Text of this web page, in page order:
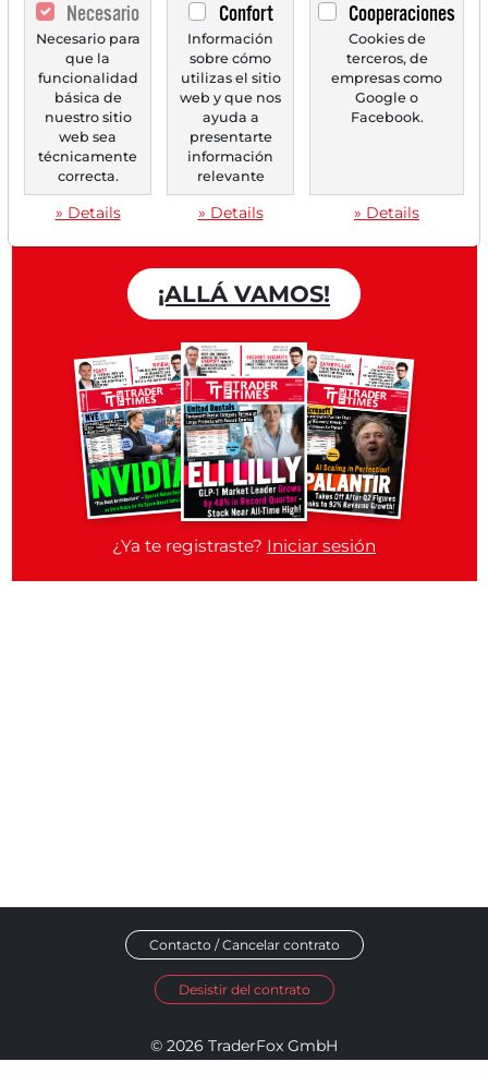
Crea una
lista de seguimiento
personal
con un resumen de las
noticias sobre tu acción.
Trader Times
Cuenta gratuita
¡ALLÁ VAMOS!
¿Ya te registraste? Iniciar sesión
Necesario
Necesario para
que la
funcionalidad
básica de
nuestro sitio
web sea
técnicamente
correcta.
» Details
Confort
Información
sobre cómo
utilizas el sitio
web y que nos
ayuda a
presentarte
información
relevante
» Details
Cooperaciones
Cookies de
terceros, de
empresas como
Google o
Facebook.
» Details
Contacto / Cancelar contrato
Desistir del contrato
© 2026 TraderFox GmbH